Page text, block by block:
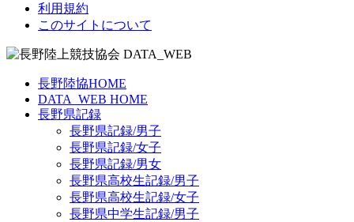
利用規約
このサイトについて
長野陸協HOME
DATA_WEB HOME
長野県記録
長野県記録/男子
長野県記録/女子
長野県記録/男女
長野県高校生記録/男子
長野県高校生記録/女子
長野県中学生記録/男子